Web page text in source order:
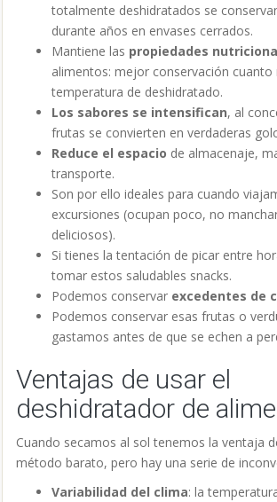
totalmente deshidratados se
durante años en envases cerrados.
Mantiene las propiedades
alimentos: mejor conservación cuanto
temperatura de deshidratado.
Los sabores se intensifican, al
frutas se convierten en verdaderas
Reduce el espacio de almacenaje,
transporte.
Son por ello ideales para cuando
excursiones (ocupan poco, no
deliciosos).
Si tienes la tentación de picar entre
tomar estos saludables snacks.
Podemos conservar excedentes de
Podemos conservar esas frutas o
gastamos antes de que se echen a
Ventajas de usar el
deshidratador de
Cuando secamos al sol tenemos la ventaja
método barato, pero hay una serie de
Variabilidad del clima: la